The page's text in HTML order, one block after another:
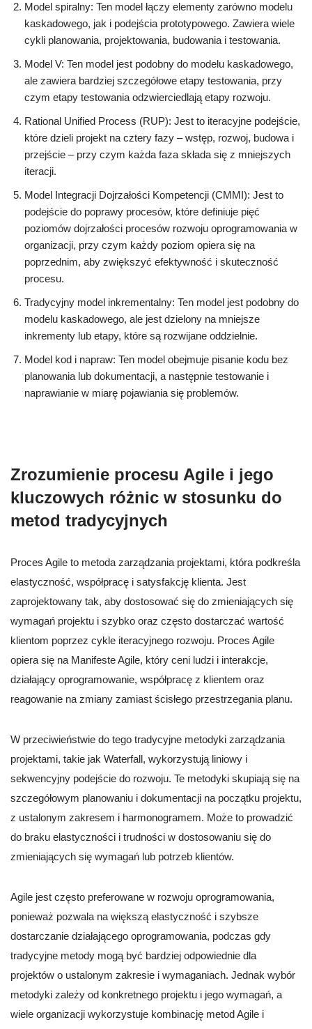
Model spiralny: Ten model łączy elementy zarówno modelu
kaskadowego, jak i podejścia prototypowego. Zawiera wiele
cykli planowania, projektowania, budowania i testowania.
Model V: Ten model jest podobny do modelu kaskadowego,
ale zawiera bardziej szczegółowe etapy testowania, przy
czym etapy testowania odzwierciedlają etapy rozwoju.
Rational Unified Process (RUP): Jest to iteracyjne podejście,
które dzieli projekt na cztery fazy – wstęp, rozwoj, budowa i
przejście – przy czym każda faza składa się z mniejszych
iteracji.
Model Integracji Dojrzałości Kompetencji (CMMI): Jest to
podejście do poprawy procesów, które definiuje pięć
poziomów dojrzałości procesów rozwoju oprogramowania w
organizacji, przy czym każdy poziom opiera się na
poprzednim, aby zwiększyć efektywność i skuteczność
procesu.
Tradycyjny model inkrementalny: Ten model jest podobny do
modelu kaskadowego, ale jest dzielony na mniejsze
inkrementy lub etapy, które są rozwijane oddzielnie.
Model kod i napraw: Ten model obejmuje pisanie kodu bez
planowania lub dokumentacji, a następnie testowanie i
naprawianie w miarę pojawiania się problemów.
Zrozumienie procesu Agile i jego
kluczowych różnic w stosunku do
metod tradycyjnych
Proces Agile to metoda zarządzania projektami, która podkreśla
elastyczność, współpracę i satysfakcję klienta. Jest
zaprojektowany tak, aby dostosować się do zmieniających się
wymagań projektu i szybko oraz często dostarczać wartość
klientom poprzez cykle iteracyjnego rozwoju. Proces Agile
opiera się na Manifeste Agile, który ceni ludzi i interakcje,
działający oprogramowanie, współpracę z klientem oraz
reagowanie na zmiany zamiast ścisłego przestrzegania planu.
W przeciwieństwie do tego tradycyjne metodyki zarządzania
projektami, takie jak Waterfall, wykorzystują liniowy i
sekwencyjny podejście do rozwoju. Te metodyki skupiają się na
szczegółowym planowaniu i dokumentacji na początku projektu,
z ustalonym zakresem i harmonogramem. Może to prowadzić
do braku elastyczności i trudności w dostosowaniu się do
zmieniających się wymagań lub potrzeb klientów.
Agile jest często preferowane w rozwoju oprogramowania,
ponieważ pozwala na większą elastyczność i szybsze
dostarczanie działającego oprogramowania, podczas gdy
tradycyjne metody mogą być bardziej odpowiednie dla
projektów o ustalonym zakresie i wymaganiach. Jednak wybór
metodyki zależy od konkretnego projektu i jego wymagań, a
wiele organizacji wykorzystuje kombinację metod Agile i